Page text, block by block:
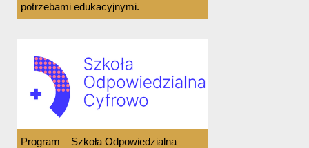
potrzebami edukacyjnymi.
Program – Szkoła Odpowiedzialna